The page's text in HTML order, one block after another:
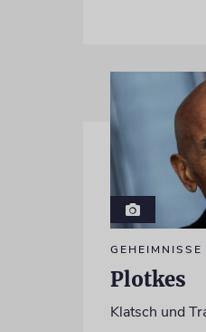
GEHEIMNISSE
Plotkes
Klatsch und